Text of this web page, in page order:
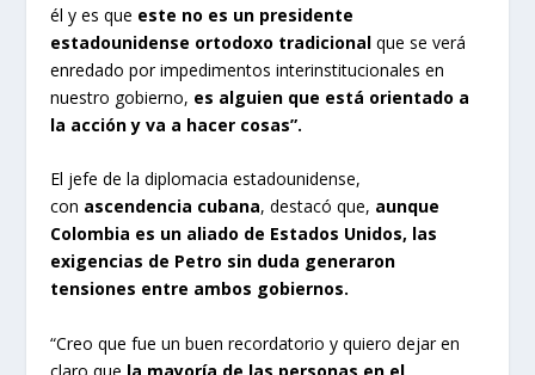
él y es que este no es un presidente
estadounidense ortodoxo tradicional que se verá
enredado por impedimentos interinstitucionales en
nuestro gobierno, es alguien que está orientado a
la acción y va a hacer cosas”.
El jefe de la diplomacia estadounidense,
con ascendencia cubana, destacó que, aunque
Colombia es un aliado de Estados Unidos, las
exigencias de Petro sin duda generaron
tensiones entre ambos gobiernos.
“Creo que fue un buen recordatorio y quiero dejar en
claro que la mayoría de las personas en el